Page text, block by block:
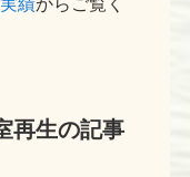
再生の記事